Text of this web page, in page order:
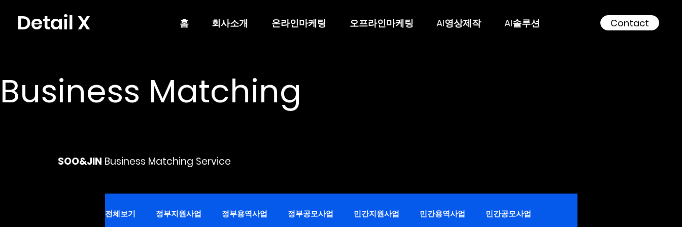
Detail X 홈 회사소개 온라인마케팅 오프라인마케팅 AI영상제작 AI솔루션 Contact
Business Matching
SOO&JIN Business Matching Service
전체보기 정부지원사업 정부용역사업 정부공모사업 민간지원사업 민간용역사업 민간공모사업